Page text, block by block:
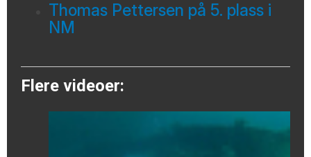
Thomas Pettersen på 5. plass i
NM
Flere videoer: